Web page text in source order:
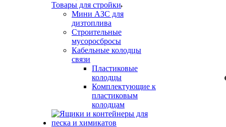
Товары для стройки
Мини АЗС для
дизтоплива
Строительные
мусоросбросы
Кабельные колодцы
связи
Пластиковые
колодцы
Комплектующие к
пластиковым
колодцам